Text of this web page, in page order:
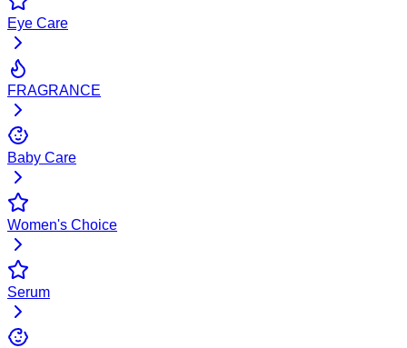
Eye Care
FRAGRANCE
Baby Care
Women's Choice
Serum